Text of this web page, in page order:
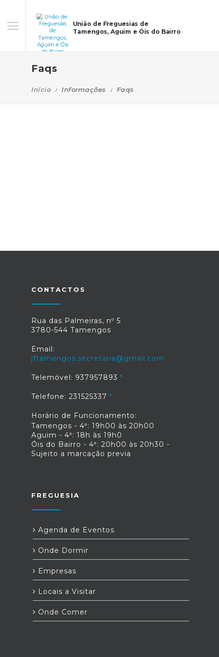
União de Freguesias de
Tamengos, Aguim e Óis do Bairro
Faqs
Início Informações Faqs
CONTACTOS
Rua das Palmeiras, nº 5
3780-544 Tamengos
Email:
jftamengos.secretaria@gmail.com
Telemóvel: 937957893
Telefone: 231525337
Horário de Funcionamento:
Tamengos - 4ª: 19h00 às 20h00
Aguim - 4ª: 18h às 19h0
Óis do Bairro - 4ª: 20h00 às 20h30 -
Sujeito a marcação previa
FREGUESIA
Agenda de Eventos
Onde Dormir
Empresas
Locais a Visitar
Onde Comer